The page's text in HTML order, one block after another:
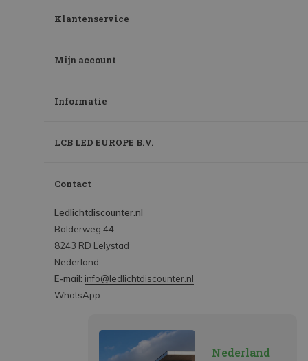
Klantenservice
Mijn account
Informatie
LCB LED EUROPE B.V.
Contact
Ledlichtdiscounter.nl
Bolderweg 44
8243 RD Lelystad
Nederland
E-mail: info@ledlichtdiscounter.nl
WhatsApp
Nederland